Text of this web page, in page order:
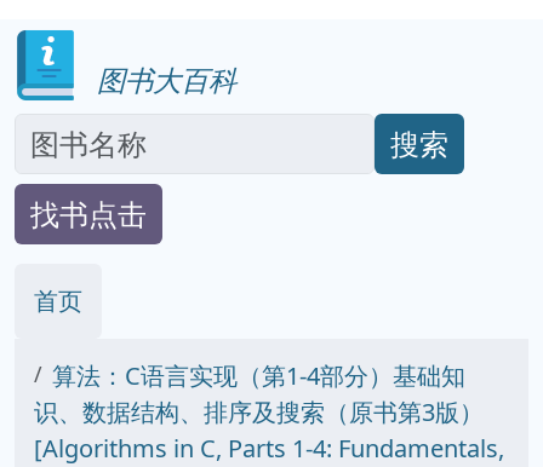
图书大百科
搜索
找书点击
首页
算法：C语言实现（第1-4部分）基础知
识、数据结构、排序及搜索（原书第3版）
[Algorithms in C, Parts 1-4: Fundamentals,